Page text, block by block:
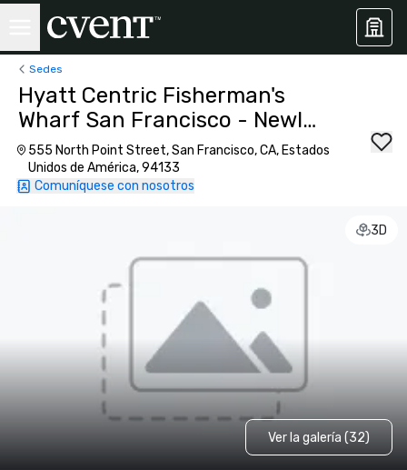
Sedes
Hyatt Centric Fisherman's
Wharf San Francisco - Newly
Renovated
555 North Point Street, San Francisco, CA, Estados
Unidos de América, 94133
Comuníquese con nosotros
3D
Ver la galería (32)